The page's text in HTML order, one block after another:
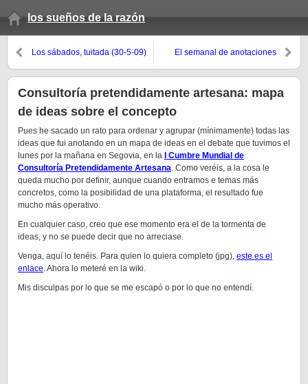
los sueños de la razón
Los sábados, tuitada (30-5-09)
El semanal de anotaciones
Consultoría pretendidamente artesana: mapa
de ideas sobre el concepto
Pues he sacado un rato para ordenar y agrupar (mínimamente) todas las
ideas que fui anotando en un mapa de ideas en el debate que tuvimos el
lunes por la mañana en Segovia, en la
I Cumbre Mundial de
Consultoría Pretendidamente Artesana. Como veréis, a la cosa le
queda mucho por definir, aunque cuando entramos e temas más
concretos, como la posibilidad de una plataforma, el resultado fue
mucho más operativo.
En cualquier caso, creo que ese momento era el de la tormenta de
ideas, y no se puede decir que no arreciase.
Venga, aquí lo tenéis. Para quien lo quiera completo (jpg), este es el
enlace. Ahora lo meteré en la wiki.
Mis disculpas por lo que se me escapó o por lo que no entendí.